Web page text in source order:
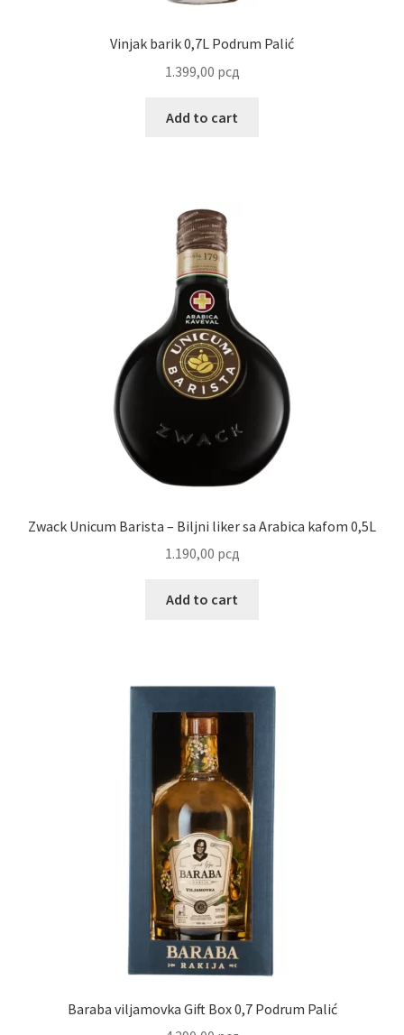
Terms Conditions
Uredjenje doma
Vinjak barik 0,7L Podrum Palić
1.399,00 рсд
Add to cart
Zwack Unicum Barista – Biljni liker sa Arabica kafom 0,5L
1.190,00 рсд
Add to cart
Baraba viljamovka Gift Box 0,7 Podrum Palić